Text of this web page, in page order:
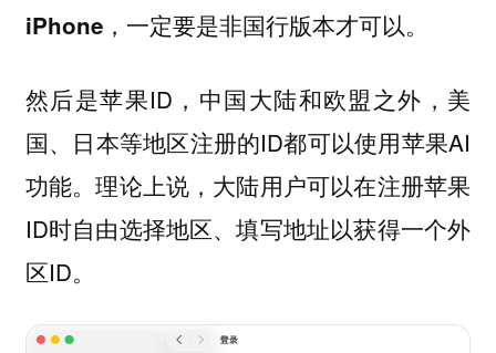
iPhone，一定要是非国行版本才可以。
然后是苹果ID，中国大陆和欧盟之外，美
国、日本等地区注册的ID都可以使用苹果AI
功能。理论上说，大陆用户可以在注册苹果
ID时自由选择地区、填写地址以获得一个外
区ID。